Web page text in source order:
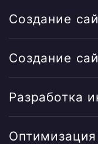
Создание
Создание
Разработка